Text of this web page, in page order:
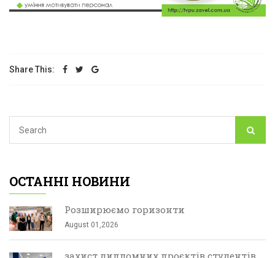
Share This:
ОСТАННІ НОВИНИ
Розширюємо горизонти
August 01,2026